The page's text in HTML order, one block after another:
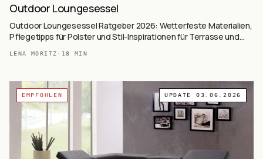
Outdoor Loungesessel
Outdoor Loungesessel Ratgeber 2026: Wetterfeste Materialien,
Pflegetipps für Polster und Stil-Inspirationen für Terrasse und
LENA MORITZ · 18 MIN
EMPFOHLEN UPDATE 03.06.2026